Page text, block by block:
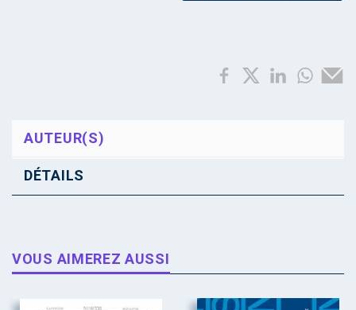
AUTEUR(S)
DÉTAILS
VOUS AIMEREZ AUSSI